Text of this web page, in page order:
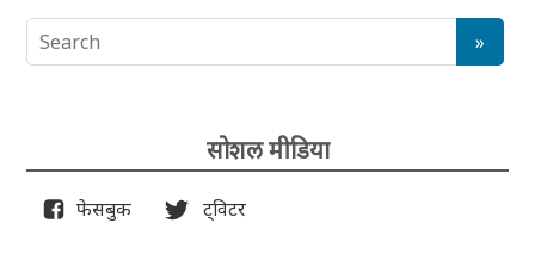
सोशल मीडिया
फेसबुक ट्विटर